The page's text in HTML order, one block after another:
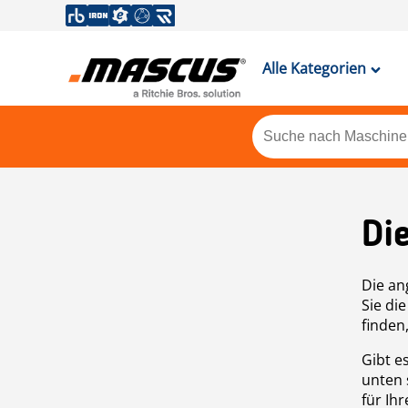
Alle Kategorien
Die
Sie
Gibt
unten
für